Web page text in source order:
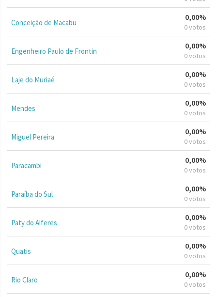
Conceição de Macabu
0,00%
0 votos
Engenheiro Paulo de Frontin
0,00%
0 votos
Laje do Muriaé
0,00%
0 votos
Mendes
0,00%
0 votos
Miguel Pereira
0,00%
0 votos
Paracambi
0,00%
0 votos
Paraíba do Sul
0,00%
0 votos
Paty do Alferes
0,00%
0 votos
Quatis
0,00%
0 votos
Rio Claro
0,00%
0 votos